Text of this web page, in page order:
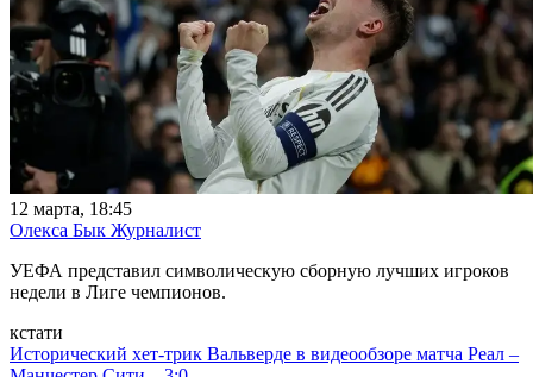
12 марта, 18:45
Олекса Бык Журналист
УЕФА представил символическую сборную лучших игроков
недели в Лиге чемпионов.
кстати
Исторический хет-трик Вальверде в видеообзоре матча Реал –